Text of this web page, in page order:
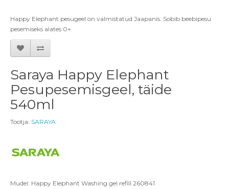
Happy Elephant pesugeel on valmistatud Jaapanis. Sobib beebipesu
pesemiseks alates 0+.
Saraya Happy Elephant
Pesupesemisgeel, täide
540ml
Tootja: SARAYA
Mudel: Happy Elephant Washing gel refill 260841